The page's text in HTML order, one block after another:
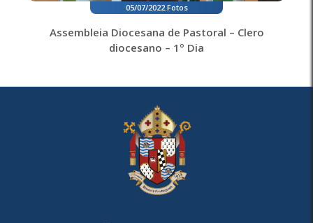
05/07/2022.Fotos
Assembleia Diocesana de Pastoral – Clero
diocesano – 1º Dia